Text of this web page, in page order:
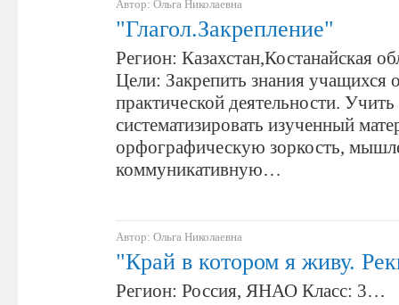
Автор: Ольга Николаевна
"Глагол.Закрепление"
Регион: Казахстан,Костанайская
Цели: Закрепить знания учащихся
практической деятельности. Учить
систематизировать изученный
орфографическую зоркость,
коммуникативную…
Автор: Ольга Николаевна
"Край в котором я живу.
Регион: Россия, ЯНАО Класс: 3…